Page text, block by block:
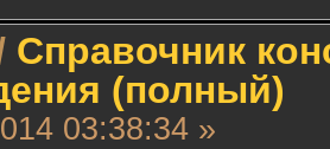
Справочник
(полный)
03:38:34 »